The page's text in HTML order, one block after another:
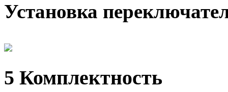
Установка
5 Комплектность